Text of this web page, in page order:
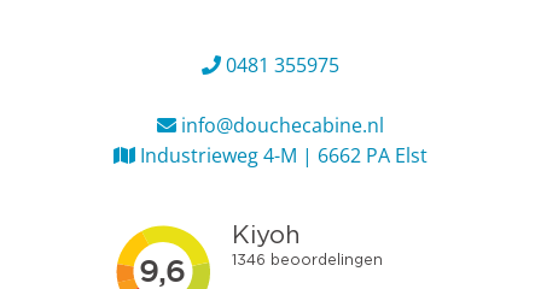
0481 355975
info@douchecabine.nl
Industrieweg 4-M | 6662 PA Elst